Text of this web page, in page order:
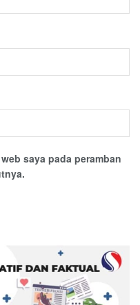
saya pada peramban